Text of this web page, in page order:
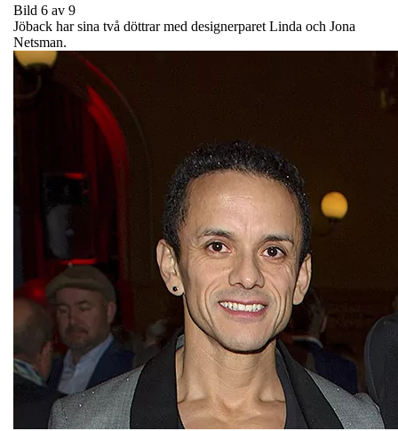
Bild 6 av 9
Jöback har sina två döttrar med designerparet Linda och Jona
Netsman.